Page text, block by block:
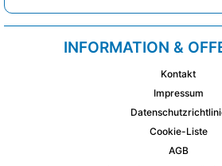
INFORMATION &
Kontakt
Impressum
Cookie-Liste
AGB